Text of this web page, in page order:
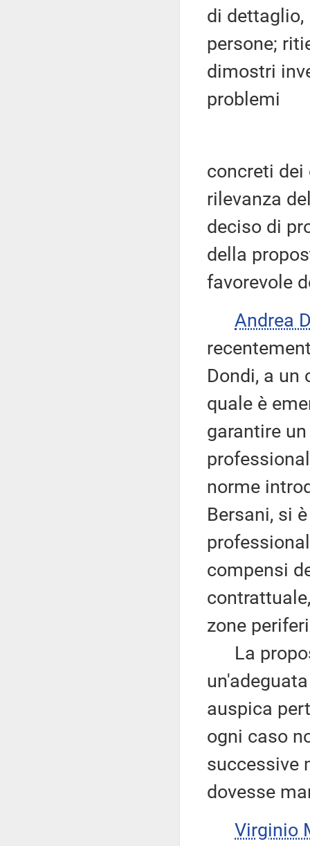
di
persone;
dimostri
problemi
concreti
rilevanza
deciso di
della
favorevole
Andrea
Dondi, a un
quale è
garantire
norme
Bersani, si
compensi
zone
La
auspica
ogni caso
successive
dovesse
Virginio